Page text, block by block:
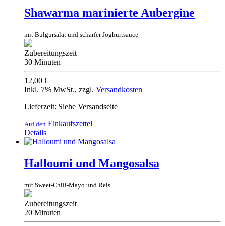
Shawarma marinierte Aubergine
mit Bulgursalat und scharfer Joghurtsauce
Zubereitungszeit
30 Minuten
12,00 €
Inkl. 7% MwSt., zzgl. Versandkosten
Lieferzeit: Siehe Versandseite
Auf den Einkaufszettel
Details
Halloumi und Mangosalsa
mit Sweet-Chili-Mayo und Reis
Zubereitungszeit
20 Minuten